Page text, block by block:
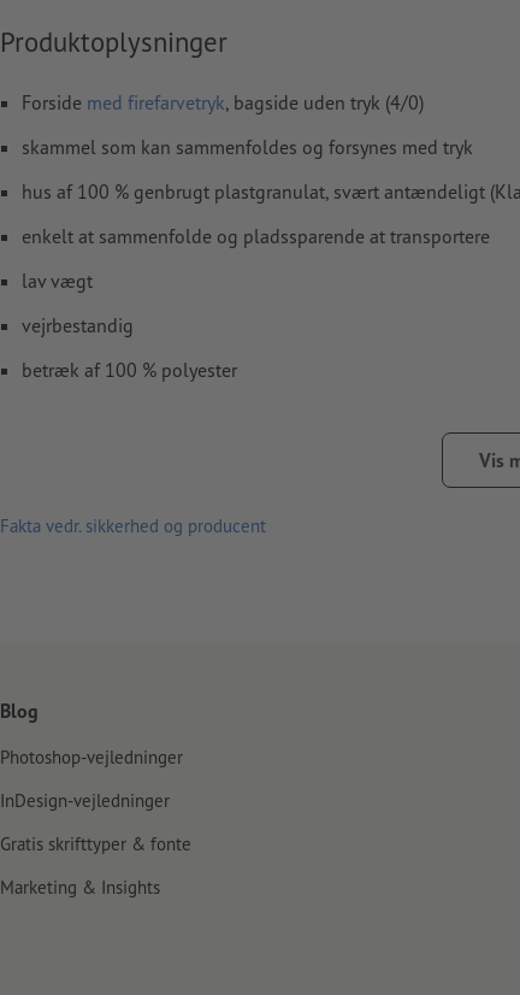
Produktoplysninger
Forside med firefarvetryk, bagside uden tryk (4/0)
skammel som kan sammenfoldes og forsynes med tryk
hus af 100 % genbrugt plastgranulat, svært antændeligt
enkelt at sammenfolde og pladssparende at transportere
lav vægt
vejrbestandig
betræk af 100 % polyester
forarbejdning: sublimationstryk
Vis
Fakta vedr. sikkerhed og producent
Blog
Photoshop-vejledninger
InDesign-vejledninger
Gratis skrifttyper & fonte
Marketing & Insights